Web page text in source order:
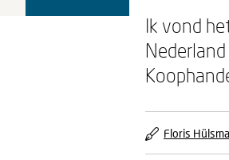
Ik vond
Floris